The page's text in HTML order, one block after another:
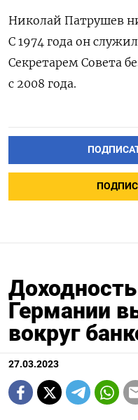
Николай Патрушев
С 1974 года он
Секретарем Совета
с 2008 года.
Германии
вокруг
27.03.2023